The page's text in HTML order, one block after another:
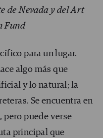
de Nevada y del Art
Fund
para un lugar.
algo más que
y lo natural; la
Se encuentra en
pero puede verse
principal que